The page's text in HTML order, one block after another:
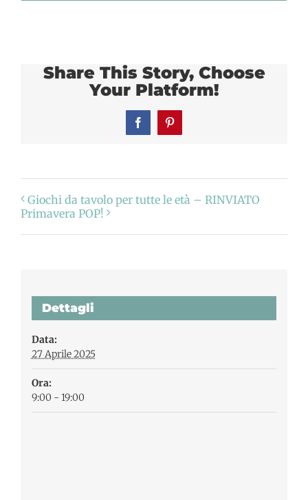
Share This Story, Choose
Your Platform!
FacebookPinterest
Giochi da tavolo per tutte le età – RINVIATO
Primavera POP!
Dettagli
Data:
27 Aprile 2025
Ora:
9:00 - 19:00